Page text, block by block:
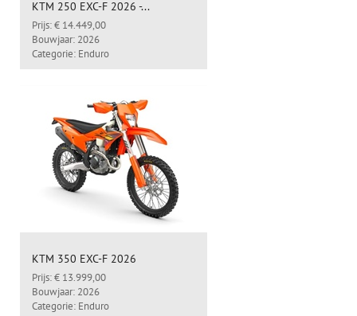
KTM 250 EXC-F 2026 -...
Prijs: € 14.449,00
Bouwjaar: 2026
Categorie: Enduro
KTM 350 EXC-F 2026
Prijs: € 13.999,00
Bouwjaar: 2026
Categorie: Enduro